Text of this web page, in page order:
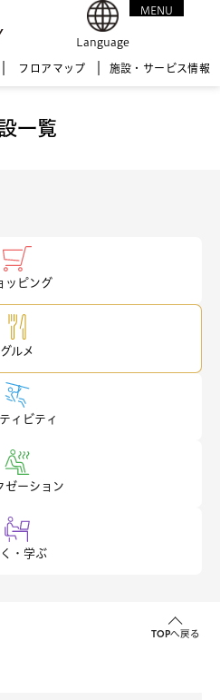
フロア マップ 施設・サービス情報
Language
MENU
一覧
ッピング
グルメ
ィビティ
ゼーション
・学ぶ
TOPへ戻る